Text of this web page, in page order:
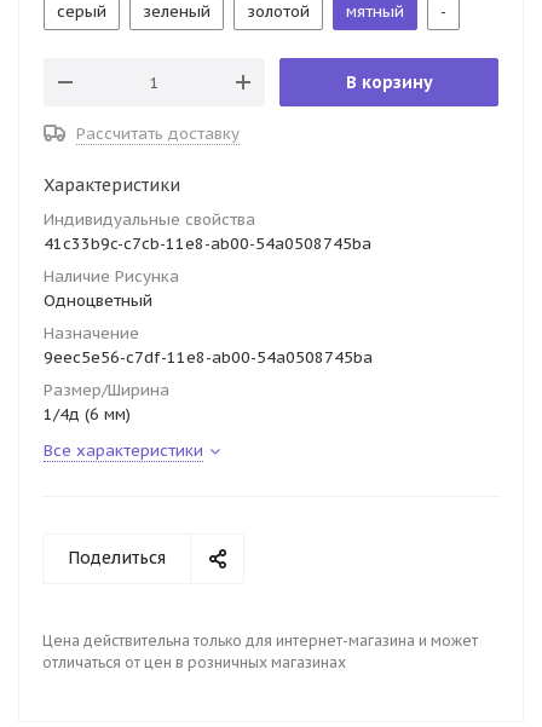
серый зеленый золотой мятный -
В корзину
Рассчитать доставку
Характеристики
Индивидуальные свойства
41c33b9c-c7cb-11e8-ab00-54a0508745ba
Наличие Рисунка
Одноцветный
Назначение
9eec5e56-c7df-11e8-ab00-54a0508745ba
Размер/Ширина
1/4д (6 мм)
Все характеристики
Поделиться
Цена действительна только для интернет-магазина и может
отличаться от цен в розничных магазинах